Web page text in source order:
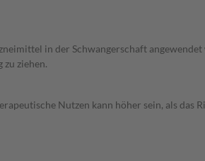
in der Schwangerschaft angewendet
ziehen.
Nutzen kann höher sein, als das